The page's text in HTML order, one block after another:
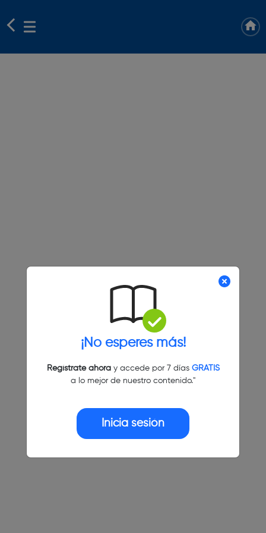
¡No esperes más!
Regístrate ahoray accede por 7 días GRATIS
a lo mejor de nuestro contenido."
Inicia sesión